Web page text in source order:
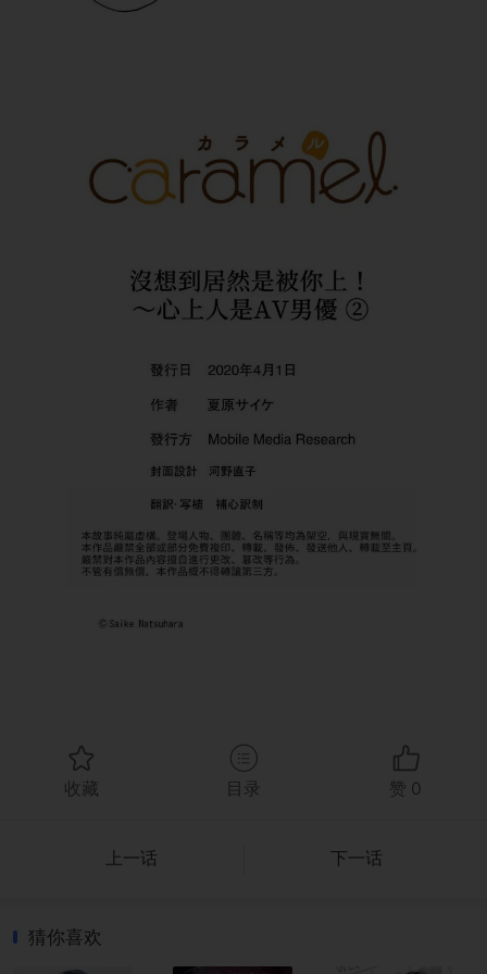
收藏 目录 赞 0
上一话 下一话
猜你喜欢